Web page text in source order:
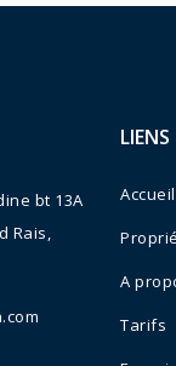
bt 13A
Rais,
LIENS
Accueil
A
Tarifs